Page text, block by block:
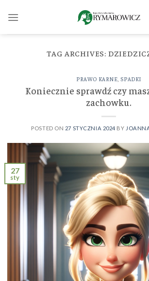
TAG ARCHIVES:
PRAWO KARNE ,SPADKI
Koniecznie sprawdź czy
zachowku.
POSTED ON 27 STYCZNIA 2024 BY
27
sty